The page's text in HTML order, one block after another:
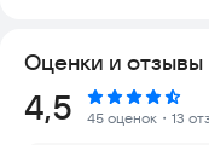
природе, используя
комбо помогут тебе!
животных, как зебра,
многие другие.
Оценки и отзывы
Рейтинг:
4,5 45 оценок ・13